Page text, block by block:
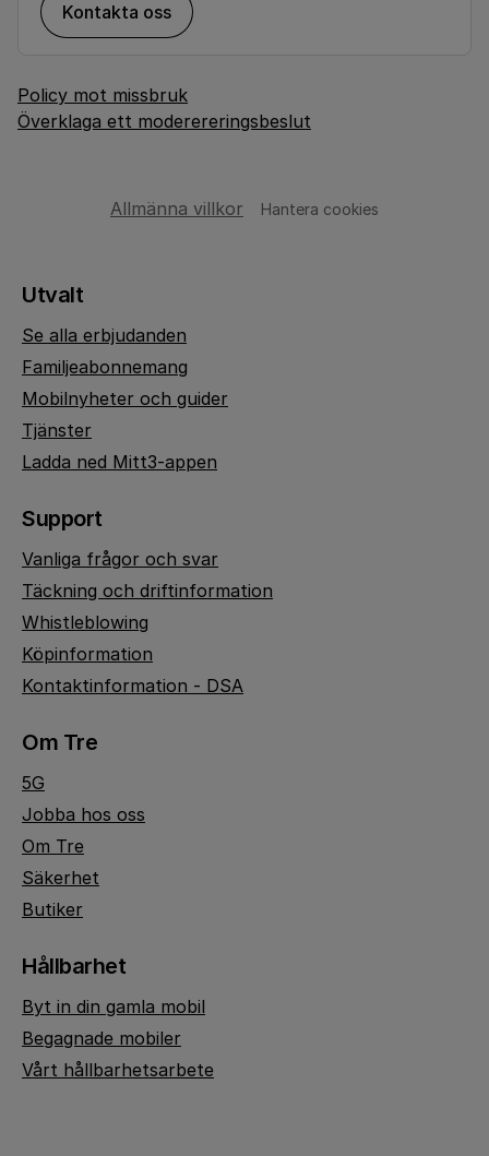
Kontakta oss
Policy mot missbruk
Överklaga ett moderereringsbeslut
Allmänna villkor Hantera cookies
Utvalt
Se alla erbjudanden
Familjeabonnemang
Mobilnyheter och guider
Tjänster
Ladda ned Mitt3-appen
Support
Vanliga frågor och svar
Täckning och driftinformation
Whistleblowing
Köpinformation
Kontaktinformation - DSA
Om Tre
5G
Jobba hos oss
Om Tre
Säkerhet
Butiker
Hållbarhet
Byt in din gamla mobil
Begagnade mobiler
Vårt hållbarhetsarbete